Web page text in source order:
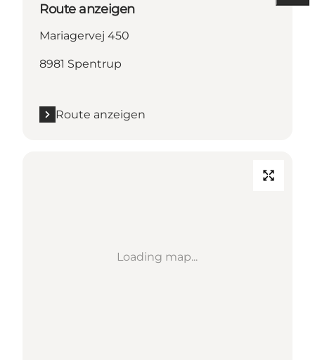
Route anzeigen
Mariagervej 450
8981 Spentrup
Route anzeigen
Loading map...